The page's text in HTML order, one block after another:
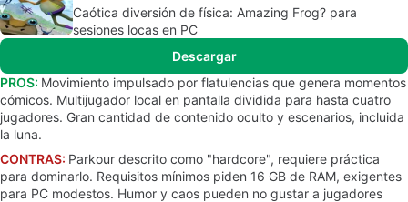
Caótica diversión de física: Amazing Frog? para
sesiones locas en PC
Descargar
PROS: Movimiento impulsado por flatulencias que genera momentos
cómicos. Multijugador local en pantalla dividida para hasta cuatro
jugadores. Gran cantidad de contenido oculto y escenarios, incluida
la luna.
CONTRAS: Parkour descrito como "hardcore", requiere práctica
para dominarlo. Requisitos mínimos piden 16 GB de RAM, exigentes
para PC modestos. Humor y caos pueden no gustar a jugadores